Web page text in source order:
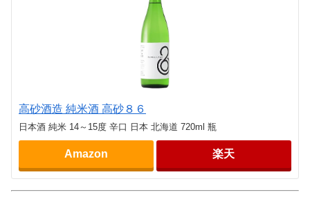
高砂酒造 純米酒 高砂８６
日本酒 純米 14～15度 辛口 日本 北海道 720ml 瓶
Amazon 楽天